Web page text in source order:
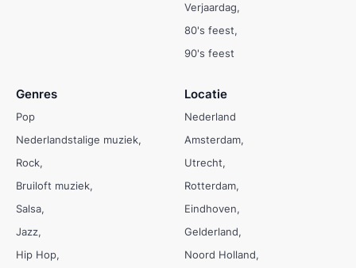
Verjaardag
80's feest
90's feest
Genres
Pop
Nederlandstalige muziek
Rock
Bruiloft muziek
Salsa
Jazz
Hip Hop
Locatie
Nederland
Amsterdam
Utrecht
Rotterdam
Eindhoven
Gelderland
Noord Holland